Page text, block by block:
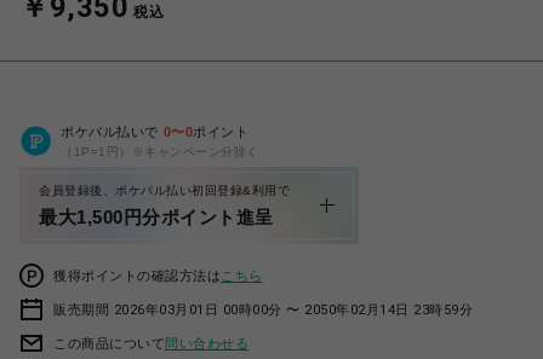
￥9,350 税込
ポケパル払いで 0〜0ポイント
（1P=1円）※キャンペーン分除く
会員登録後、ポケパル払い初回登録&利用で
最大1,500円分ポイント進呈
獲得ポイントの確認方法は こちら
販売期間 2026年03月01日 00時00分 〜 2050年02月14日 23時59分
この商品について問い合わせる